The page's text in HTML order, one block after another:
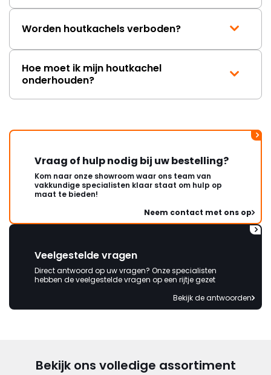
Worden houtkachels verboden?
Hoe moet ik mijn houtkachel
onderhouden?
Vraag of hulp nodig bij uw bestelling?
Kom naar onze showroom waar ons team van
vakkundige specialisten klaar staat om hulp op
maat te bieden!
Neem contact met ons op
Veelgestelde vragen
Direct antwoord op uw vragen? Onze specialisten
hebben de veelgestelde vragen op een rijtje gezet
Bekijk de antwoorden
Bekijk ons volledige assortiment